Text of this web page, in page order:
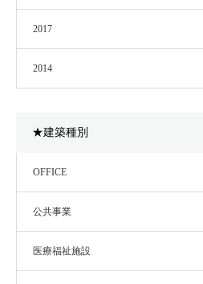
2017
2014
★建築種別
OFFICE
公共事業
医療福祉施設